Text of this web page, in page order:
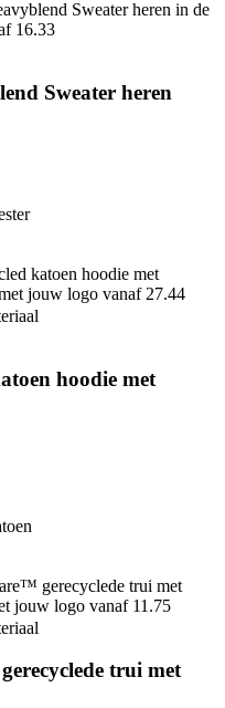
Sweater heren
hoodie met
trui met